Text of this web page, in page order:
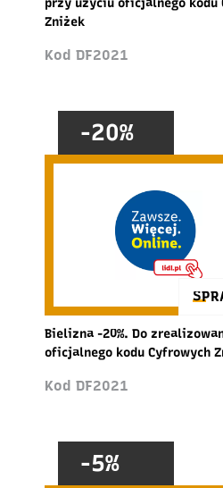
Zniżek
Kod DF2021
-20%
Bielizna -20%. Do
oficjalnego kodu Cyfrowych
Kod DF2021
-5%